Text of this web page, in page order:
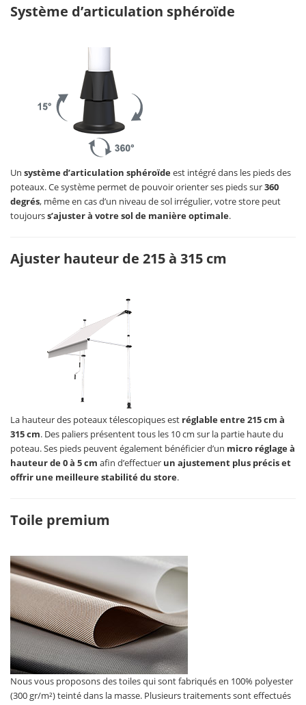
Système d’articulation sphéroïde
Un système d’articulation sphéroïdeest intégré dans les pieds des
poteaux. Ce système permet de pouvoir orienter ses pieds sur360
degrés, même en cas d’un niveau de sol irrégulier, votre store peut
toujourss’ajuster à votre sol de manière optimale.
Ajuster hauteur de 215 à 315 cm
La hauteur des poteaux télescopiques est réglable entre 215 cm à
315 cm. Des paliers présentent tous les 10 cm sur la partie haute du
poteau. Ses pieds peuvent également bénéficier d’un micro réglage à
hauteur de 0 à 5 cm afin d’effectuer un ajustement plus précis et
offrir une meilleure stabilité du store.
Toile premium
Nous vous proposons des toiles qui sont fabriqués en 100% polyester
(300 gr/m²) teinté dans la masse. Plusieurs traitements sont effectués